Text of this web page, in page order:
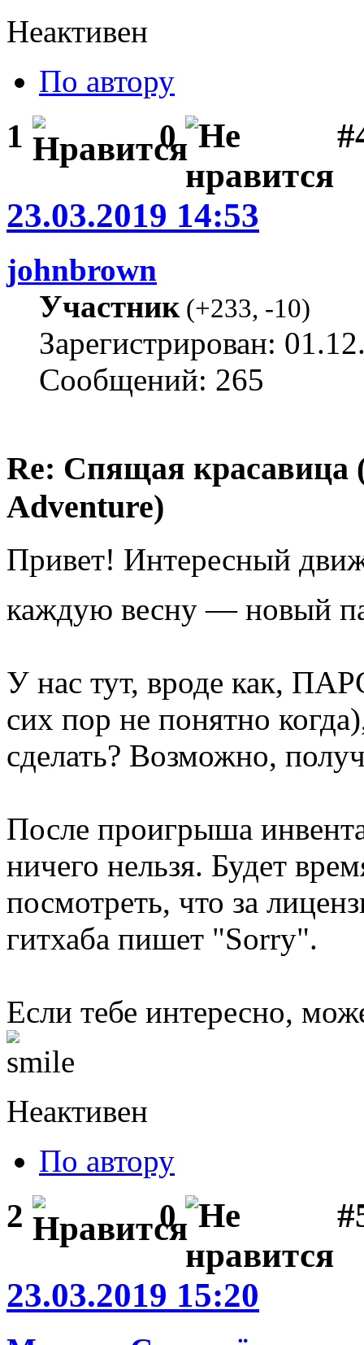
Неактивен
По автору
1 0
23.03.2019 14:53
johnbrown
Участник(+233, -10)
Зарегистрирован:
Сообщений: 265
Re: Спящая красавица
Adventure)
Привет! Интересный
каждую весну — новый
У нас тут, вроде как,
сих пор не понятно
сделать? Возможно,
После проигрыша
ничего нельзя. Будет
посмотреть, что за
гитхаба пишет "Sorry".
Если тебе интересно,
Неактивен
По автору
2 0
23.03.2019 15:20